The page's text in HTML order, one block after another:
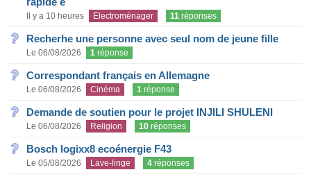
Il y a 10 heures Electroménager 11 réponses
Recherhe une personne avec seul nom de jeune fille
Le 06/08/2026 1 réponse
Correspondant français en Allemagne
Le 06/08/2026 Cinéma 1 réponse
Demande de soutien pour le projet INJILI SHULENI
Le 06/08/2026 Religion 10 réponses
Bosch logixx8 ecoénergie F43
Le 05/08/2026 Lave-linge 4 réponses